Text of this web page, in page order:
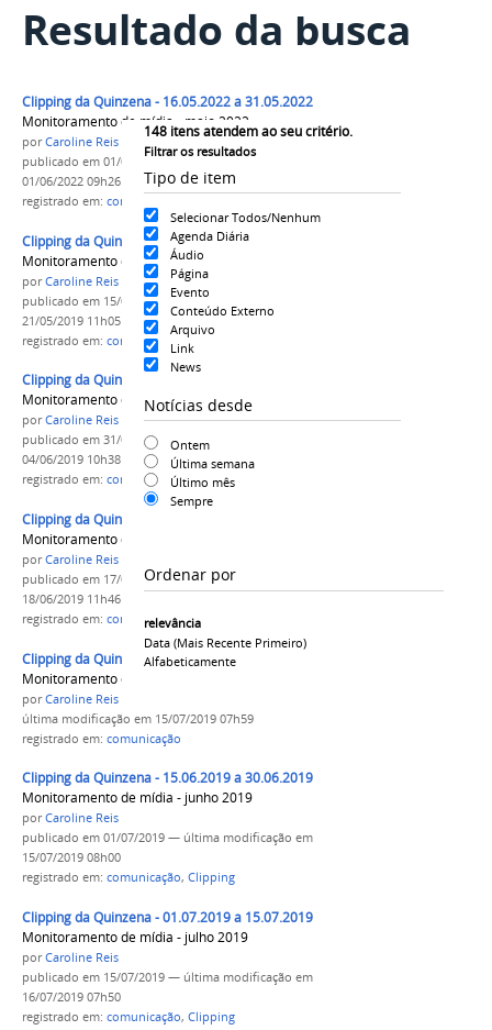
Resultado da busca
148 itens atendem ao seu critério.
Filtrar os resultados
Tipo de item
Selecionar Todos/Nenhum
Agenda Diária
Áudio
Página
Evento
Conteúdo Externo
Arquivo
Link
News
Notícias desde
Ontem
Última semana
Último mês
Sempre
Ordenar por
relevância
Data (mais Recente Primeiro)
Alfabeticamente
Clipping da Quinzena - 16.05.2022 a 31.05.2022
Monitoramento de mídia - maio 2022
porCaroline Reis
publicado em 01/06/2022—última modificação
01/06/2022 09h26
registrado em: comunicação
Clipping da Quinzena - 01.05.2019 a 15.05.2019
Monitoramento de mídia - maio 2019
porCaroline Reis
publicado em 15/05/2019 — última modificação
21/05/2019 11h05
registrado em: comunicação ,Clipping
Clipping da Quinzena - 15.05.2019 a 31.05.2019
Monitoramento de mídia - maio 2019
porCaroline Reis
publicado em 31/05/2019 —última modificação
04/06/2019 10h38
registrado em: comunicação,Clipping
Clipping da Quinzena - 01.06.2019 a 15.06.2019
Monitoramento de mídia - junho 2019
porCaroline Reis
publicado em 17/06/2019—última modificação
18/06/2019 11h46
registrado em: comunicação,Clipping
Clipping da Quinzena - 15.06.2019 a 30.06.2019
Monitoramento de mídia - junho 2019
porCaroline Reis
última modificação em 15/07/2019 07h59
registrado em: comunicação
Clipping da Quinzena - 15.06.2019 a 30.06.2019
Monitoramento de mídia - junho 2019
porCaroline Reis
publicado em 01/07/2019 — última modificação em
15/07/2019 08h00
registrado em: comunicação, Clipping
Clipping da Quinzena - 01.07.2019 a 15.07.2019
Monitoramento de mídia - julho 2019
porCaroline Reis
publicado em 15/07/2019 — última modificação em
16/07/2019 07h50
registrado em: comunicação, Clipping